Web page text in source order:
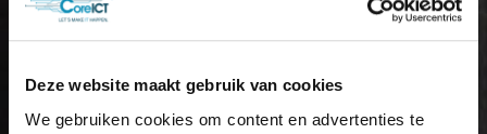
Deze website maakt gebruik van cookies
We gebruiken cookies om content en advertenties te